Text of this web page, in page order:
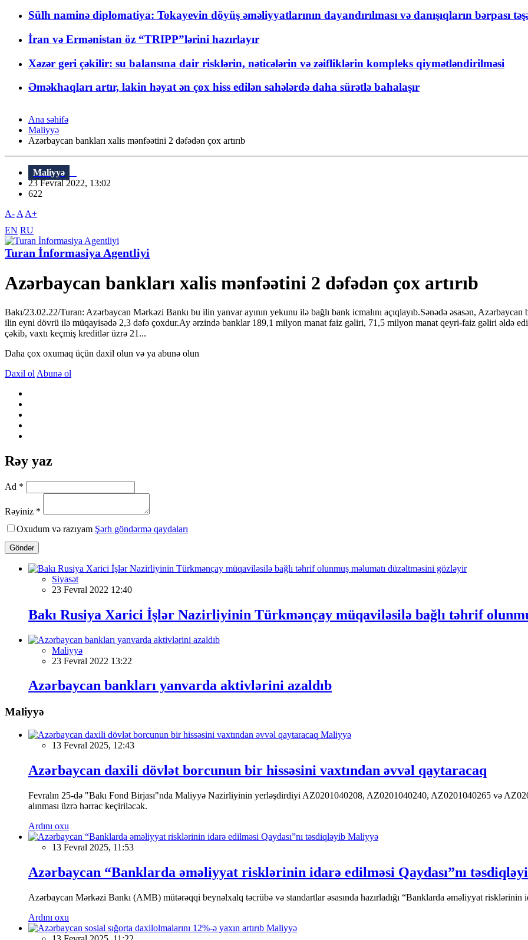
Sülh naminə diplomatiya: Tokayevin döyüş əməliyyatlarının dayandırılması və danışıqların bərpası
İran və Ermənistan öz “TRIPP”lərini hazırlayır
Xəzər geri çəkilir: su balansına dair risklərin, nəticələrin və zəifliklərin kompleks qiymətləndirilməsi
Əməkhaqları artır, lakin həyat ən çox hiss edilən sahələrdə daha sürətlə bahalaşır
Ana səhifə
Maliyyə
Azərbaycan bankları xalis mənfəətini 2 dəfədən çox artırıb
Maliyyə
23 Fevral 2022, 13:02
622
A- A A+
EN RU
Turan İnformasiya Agentliyi
Azərbaycan bankları xalis mənfəətini 2 dəfədən çox artırıb
Bakı/23.02.22/Turan: Azərbaycan Mərkəzi Bankı bu ilin yanvar ayının yekunu ilə bağlı bank icmalını açıqlayıb.Sənədə əsasən,
ilin eyni dövrü ilə müqayisədə 2,3 dəfə çoxdur.Ay ərzində banklar 189,1 milyon manat faiz gəliri, 71,5 milyon manat qeyri-faiz gəliri əldə
çəkib, vaxtı keçmiş kreditlər üzrə 21...
Daha çox oxumaq üçün daxil olun və ya abunə olun
Daxil ol Abunə ol
Rəy yaz
Ad *
Rəyiniz *
Oxudum və razıyam Şərh göndərmə qaydaları
Göndər
Siyasət
23 Fevral 2022 12:40
Bakı Rusiya Xarici İşlər Nazirliyinin Türkmənçay müqaviləsilə bağlı təhrif
Maliyyə
23 Fevral 2022 13:22
Azərbaycan bankları yanvarda aktivlərini azaldıb
Maliyyə
Maliyyə
13 Fevral 2025, 12:43
Azərbaycan daxili dövlət borcunun bir hissəsini vaxtından əvvəl qaytaracaq
Fevralın 25-də "Bakı Fond Birjası"nda Maliyyə Nazirliyinin yerləşdirdiyi AZ0201040208, AZ0201040240, AZ0201040265 və
alınması üzrə hərrac keçiriləcək.
Ardını oxu
Maliyyə
13 Fevral 2025, 11:53
Azərbaycan “Banklarda əməliyyat risklərinin idarə edilməsi Qaydası”nı
Azərbaycan Mərkəzi Bankı (AMB) mütərəqqi beynəlxalq təcrübə və standartlar əsasında hazırladığı “Banklarda əməliyyat risklərinin
Ardını oxu
Maliyyə